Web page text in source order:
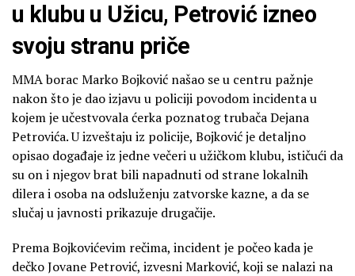
u klubu u Užicu, Petrović izneo
svoju stranu priče
MMA borac Marko Bojković našao se u centru pažnje
nakon što je dao izjavu u policiji povodom incidenta u
kojem je učestvovala ćerka poznatog trubača Dejana
Petrovića. U izveštaju iz policije, Bojković je detaljno
opisao događaje iz jedne večeri u užičkom klubu, ističući da
su on i njegov brat bili napadnuti od strane lokalnih
dilera i osoba na odsluženju zatvorske kazne, a da se
slučaj u javnosti prikazuje drugačije.
Prema Bojkovićevim rečima, incident je počeo kada je
dečko Jovane Petrović, izvesni Marković, koji se nalazi na